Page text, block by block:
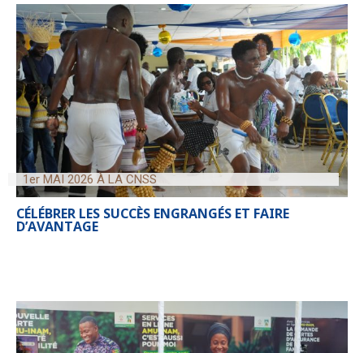
1er MAI 2026 À LA CNSS
CÉLÉBRER LES SUCCÈS ENGRANGÉS ET FAIRE
D’AVANTAGE